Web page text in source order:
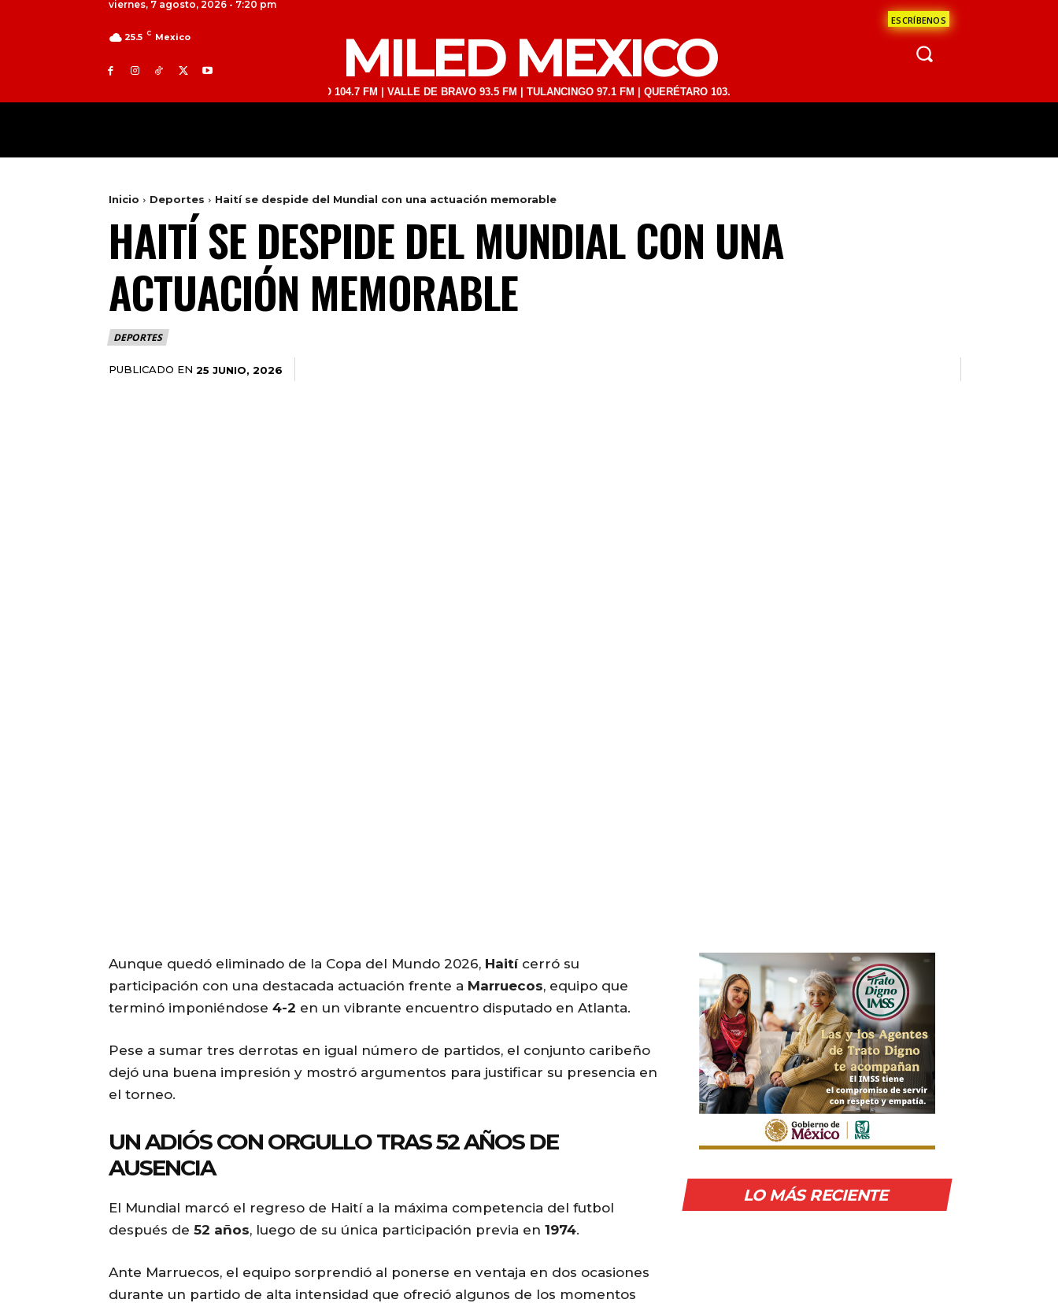
viernes, 7 agosto, 2026 - 7:20 pm
ESCRÍBENOS
25.5 C Mexico MILED MEXICO
TOLUCA 98.9 FM | ATLACOMULCO 104.7 FM | VALLE DE BRAVO 93.5 FM | TULANCINGO 97.1 FM | QUERÉTARO 103.1 FM | SAN JUAN DEL RÍO 93.1 FM | GUADALAJARA 1510 AM | LA PAZ
Inicio Deportes Haití se despide del Mundial con una actuación memorable
HAITÍ SE DESPIDE DEL MUNDIAL CON UNA
ACTUACIÓN MEMORABLE
DEPORTES
PUBLICADO EN 25 JUNIO, 2026
Aunque quedó eliminado de la Copa del Mundo 2026, Haitícerró su
participación con una destacada actuación frente a Marruecos, equipo que
terminó imponiéndose 4-2 en un vibrante encuentro disputado en Atlanta.
Pese a sumar tres derrotas en igual número de partidos, el conjunto caribeño
dejó una buena impresión y mostró argumentos para justificar su presencia en
el torneo.
UN ADIÓS CON ORGULLO TRAS 52 AÑOS DE
AUSENCIA
El Mundial marcó el regreso de Haití a la máxima competencia del futbol
después de 52 años, luego de su única participación previa en 1974.
Ante Marruecos, el equipo sorprendió al ponerse en ventaja en dos ocasiones
durante un partido de alta intensidad que ofreció algunos de los momentos
LO MÁS RECIENTE